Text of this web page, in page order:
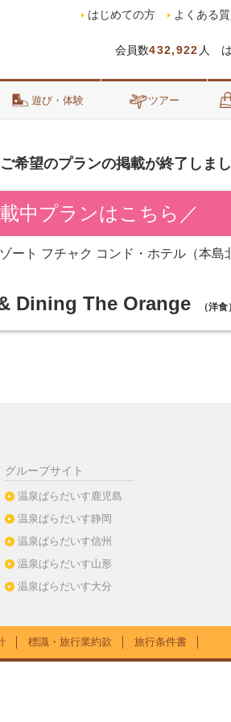
会員数432,922 人 は
はじめての方 よくある
遊び・体験 ツアー
希望のプランの掲載が終了しまし
中プランはこちら／
ート フチャク コンド・ホテル（本島
Dining The Orange （洋食）
グループサイト
温泉ぱらだいす鹿児島
温泉ぱらだいす静岡
温泉ぱらだいす信州
温泉ぱらだいす山形
温泉ぱらだいす大分
標識・旅行業約款 旅行条件書